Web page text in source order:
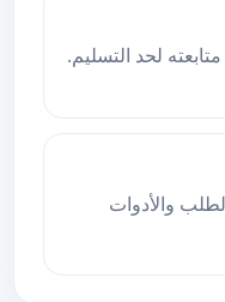
لحد التسليم.
والأدوات